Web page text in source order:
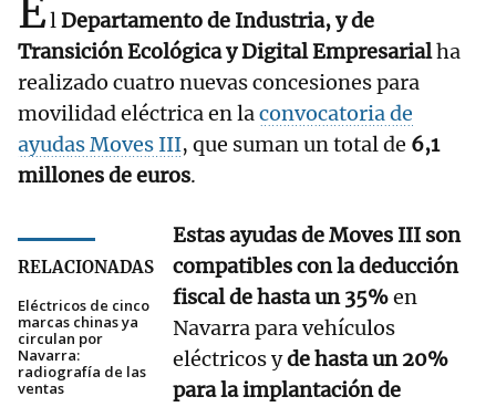
ElDepartamento de Industria, y de
Transición Ecológica y Digital Empresarialha
realizado cuatro nuevas concesiones para
movilidad eléctrica en laconvocatoria de
ayudas Moves III, que suman un total de 6,1
millones de euros.
RELACIONADAS
Eléctricos de cinco
marcas chinas ya
circulan por
Navarra:
radiografía de las
ventas
Estas ayudas de Moves III son
compatibles con la deducción
fiscal de hasta un 35%en
Navarra para vehículos
eléctricos yde hasta un 20%
para la implantación de